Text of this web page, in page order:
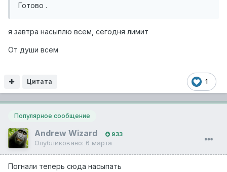
Готово .
я завтра насыплю всем, сегодня лимит
От души всем
1
Цитата
Популярное сообщение
Andrew Wizard 933
Опубликовано: 6 марта
Погнали теперь сюда насыпать